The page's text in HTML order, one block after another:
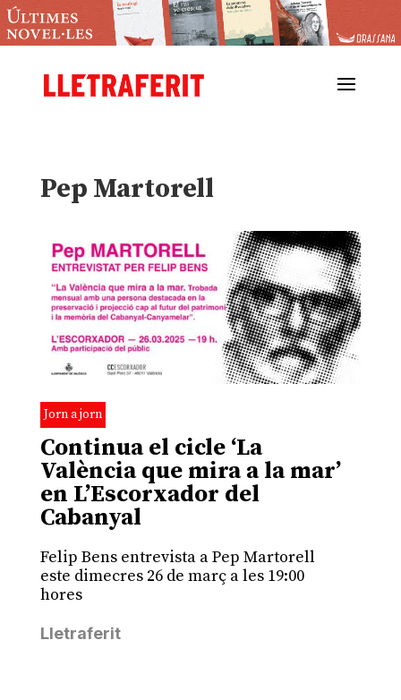
Pep Martorell
Jorn a jorn
Continua el cicle ‘La
València que mira a la mar’
en L’Escorxador del
Cabanyal
Felip Bens entrevista a Pep Martorell
este dimecres 26 de març a les 19:00
hores
Lletraferit